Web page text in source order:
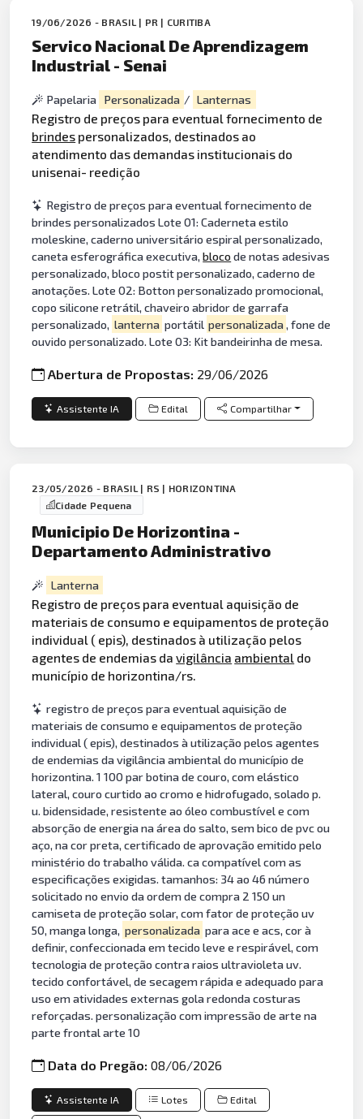
19/06/2026 - BRASIL | PR | CURITIBA
Servico Nacional De Aprendizagem
Industrial - Senai
Papelaria Personalizada / Lanternas
Registro de preços para eventual fornecimento de
brindes personalizados, destinados ao
atendimento das demandas institucionais do
unisenai- reedição
Registro de preços para eventual fornecimento de
brindes personalizados Lote 01: Caderneta estilo
moleskine, caderno universitário espiral personalizado,
caneta esferográfica executiva,blocode notas adesivas
personalizado, bloco postit personalizado, caderno de
anotações. Lote 02: Botton personalizado promocional,
copo silicone retrátil, chaveiro abridor de garrafa
personalizado, lanterna portátil personalizada, fone de
ouvido personalizado. Lote 03: Kit bandeirinha de mesa.
Abertura de Propostas: 29/06/2026
Assistente IA Edital Compartilhar
23/05/2026 - BRASIL | RS | HORIZONTINA
Cidade Pequena
Municipio De Horizontina -
Departamento Administrativo
Lanterna
Registro de preços para eventual aquisição de
materiais de consumo e equipamentos de proteção
individual ( epis), destinados à utilização pelos
agentes de endemias davigilância ambiental do
município de horizontina/rs.
registro de preços para eventual aquisição de
materiais de consumo e equipamentos de proteção
individual ( epis), destinados à utilização pelos agentes
de endemias da vigilância ambiental do município de
horizontina. 1 100 par botina de couro, com elástico
lateral, couro curtido ao cromo e hidrofugado, solado p.
u. bidensidade, resistente ao óleo combustível e com
absorção de energia na área do salto, sem bico de pvc ou
aço, na cor preta, certificado de aprovação emitido pelo
ministério do trabalho válida. ca compatível com as
especificações exigidas. tamanhos: 34 ao 46 número
solicitado no envio da ordem de compra 2 150 un
camiseta de proteção solar, com fator de proteção uv
50, manga longa, personalizada para ace e acs, cor à
definir, confeccionada em tecido leve e respirável, com
tecnologia de proteção contra raios ultravioleta uv.
tecido confortável, de secagem rápida e adequado para
uso em atividades externas gola redonda costuras
reforçadas. personalização com impressão de arte na
parte frontal arte 10
Data do Pregão:08/06/2026
Assistente IA Lotes Edital